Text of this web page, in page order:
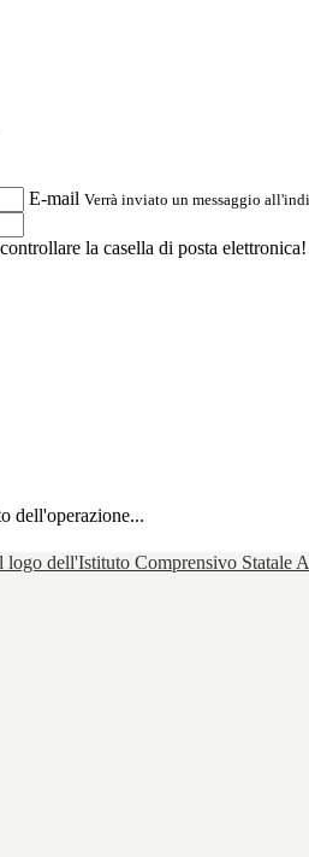
E-mail Verrà inviato un messaggio
la casella di posta elettronica!
dell'operazione...